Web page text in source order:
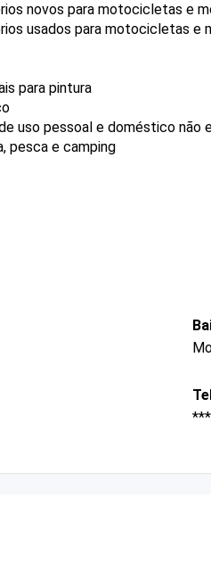
novos para motocicletas e
usados para motocicletas e
para pintura
uso pessoal e doméstico não
pesca e camping